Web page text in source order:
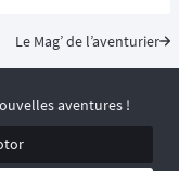
aventure moto mise sur
chronométrée.
2026.
Le Mag’ de l’aventurier
aventures !